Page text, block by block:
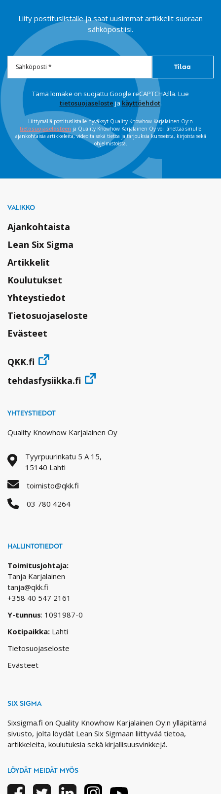
Liity postituslistalle ja saat uusimmat artikkelit suoraan
sähköpostiisi.
Tämä lomake on suojattu Google reCAPTCHA:lla. Lue
tietosuojaseloste ja käyttöehdot.
Liittymällä postituslistalle hyväksyt Quality Knowhow Karjalainen Oy:n
tietosuojaselosteen ja Quality Knowhow Karjalainen Oy voi lähettää sinulle
ajankohtaisia artikkeleita, videoita sekä tietoa ja tarjouksia kursseista, kirjoista sekä
ohjelmistoista.
VALIKKO
Ajankohtaista
Lean Six Sigma
Artikkelit
Koulutukset
Yhteystiedot
Tietosuojaseloste
Evästeet
QKK.fi
tehdasfysiikka.fi
YHTEYSTIEDOT
Quality Knowhow Karjalainen Oy
Tyyrpuurinkatu 5 A 15,
15140 Lahti
toimisto@qkk.fi
03 780 4264
HALLINTOTIEDOT
Toimitusjohtaja:
Tanja Karjalainen
tanja@qkk.fi
+358 40 547 2161
Y-tunnus: 1091987-0
Kotipaikka: Lahti
Tietosuojaseloste
Evästeet
SIX SIGMA
Sixsigma.fi on Quality Knowhow Karjalainen Oy:n ylläpitämä
sivusto, jolta löydät Lean Six Sigmaan liittyvää tietoa,
artikkeleita, koulutuksia sekä kirjallisuusvinkkejä.
LÖYDÄT MEIDÄT MYÖS
FacebookTwitter LinkedinInstagramYoutube